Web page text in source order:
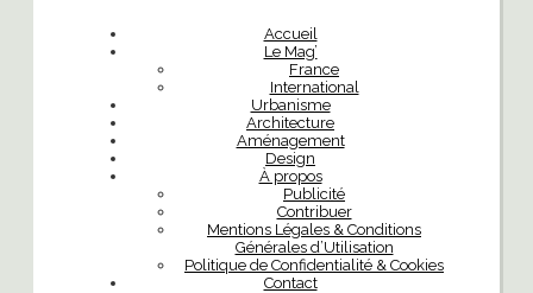
Accueil
Le Mag’
France
International
Urbanisme
Architecture
Aménagement
Design
À propos
Publicité
Contribuer
Mentions Légales & Conditions
Générales d’Utilisation
Politique de Confidentialité & Cookies
Contact